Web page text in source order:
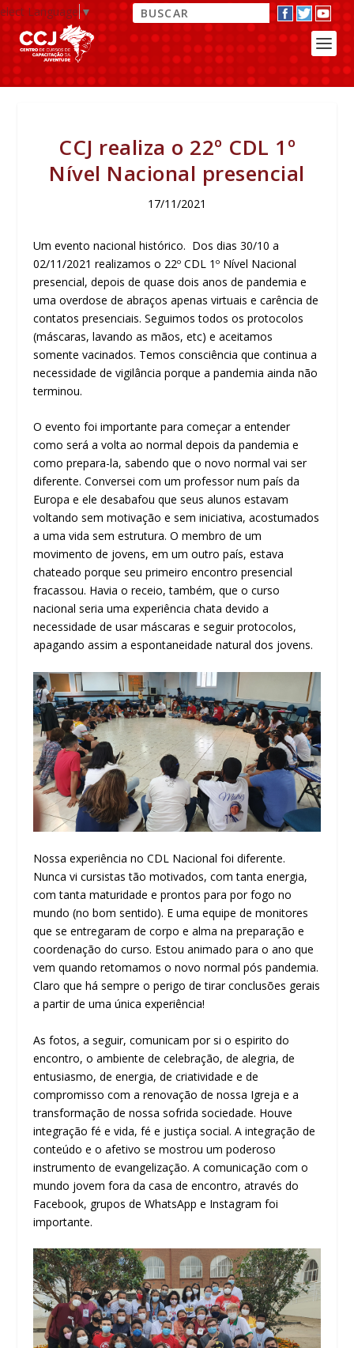
Language▼
CCJ realiza o 22º CDL 1º
Nível Nacional presencial
17/11/2021
Um evento nacional histórico. Dos dias 30/10 a
02/11/2021 realizamos o 22º CDL 1º Nível Nacional
presencial, depois de quase dois anos de pandemia e
uma overdose de abraços apenas virtuais e carência de
contatos presenciais. Seguimos todos os protocolos
(máscaras, lavando as mãos, etc) e aceitamos
somente vacinados. Temos consciência que continua a
necessidade de vigilância porque a pandemia ainda não
terminou.
O evento foi importante para começar a entender
como será a volta ao normal depois da pandemia e
como prepara-la, sabendo que o novo normal vai ser
diferente. Conversei com um professor num país da
Europa e ele desabafou que seus alunos estavam
voltando sem motivação e sem iniciativa, acostumados
a uma vida sem estrutura. O membro de um
movimento de jovens, em um outro país, estava
chateado porque seu primeiro encontro presencial
fracassou. Havia o receio, também, que o curso
nacional seria uma experiência chata devido a
necessidade de usar máscaras e seguir protocolos,
apagando assim a espontaneidade natural dos jovens.
Nossa experiência no CDL Nacional foi diferente.
Nunca vi cursistas tão motivados, com tanta energia,
com tanta maturidade e prontos para por fogo no
mundo (no bom sentido). E uma equipe de monitores
que se entregaram de corpo e alma na preparação e
coordenação do curso. Estou animado para o ano que
vem quando retomamos o novo normal pós pandemia.
Claro que há sempre o perigo de tirar conclusões gerais
a partir de uma única experiência!
As fotos, a seguir, comunicam por si o espirito do
encontro, o ambiente de celebração, de alegria, de
entusiasmo, de energia, de criatividade e de
compromisso com a renovação de nossa Igreja e a
transformação de nossa sofrida sociedade. Houve
integração fé e vida, fé e justiça social. A integração de
conteúdo e o afetivo se mostrou um poderoso
instrumento de evangelização. A comunicação com o
mundo jovem fora da casa de encontro, através do
Facebook, grupos de WhatsApp e Instagram foi
importante.